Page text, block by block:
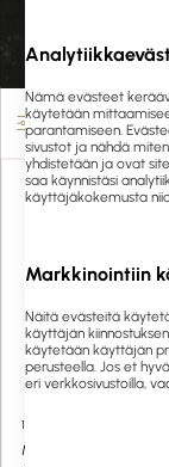
Suodata
1061003
McLean
Nämä evästeet
käytetään
parantamiseen.
sivustot ja nähdä
yhdistetään ja ovat
saa käynnistäsi
käyttäjäkokemusta
Markkinointiin
Näitä evästeitä
käyttäjän
käytetään käyttäjän
perusteella. Jos et
eri verkkosivustoilla,